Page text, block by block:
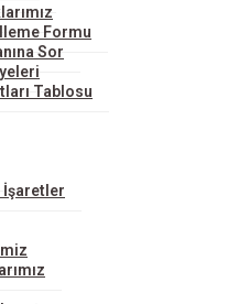
Formu
Sor
Tablosu
İşaretler